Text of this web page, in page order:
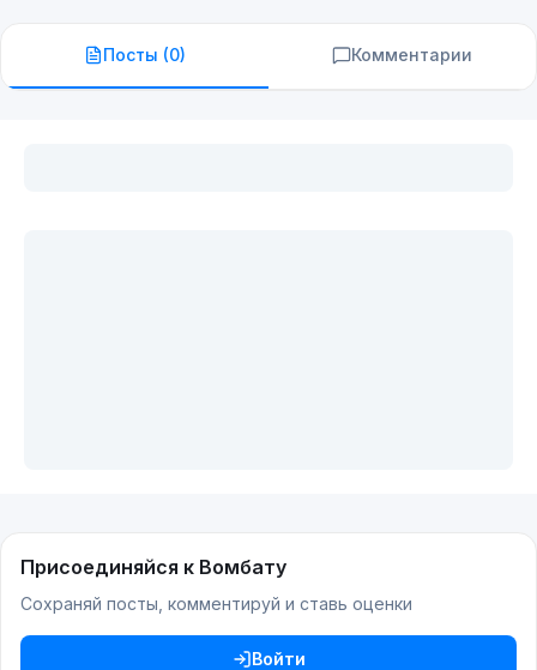
Посты (0) Комментарии
Присоединяйся к Вомбату
Сохраняй посты, комментируй и ставь оценки
Войти